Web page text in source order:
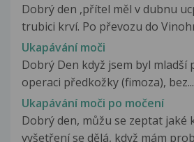
Dobrý den ,přítel měl v dubnu
trubici krví. Po převozu do
Ukapávání moči
Dobrý Den když jsem byl mladší
operaci předkožky (fimoza), bez...
Ukapávání moči po močení
Dobrý den, můžu se zeptat jaké
vyšetření se dělá, když mám